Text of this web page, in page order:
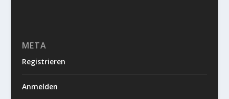
META
Registrieren
Anmelden